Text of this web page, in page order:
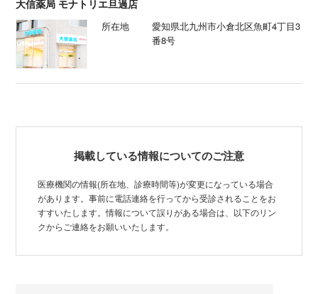
大信薬局 モナトリエ旦過店
所在地
愛知県北九州市小倉北区魚町4丁目3
番8号
掲載している情報についてのご注意
医療機関の情報(所在地、診療時間等)が変更になっている場合
があります。事前に電話連絡を行ってから受診されることをお
すすいたします。情報について誤りがある場合は、以下のリン
クからご連絡をお願いいたします。